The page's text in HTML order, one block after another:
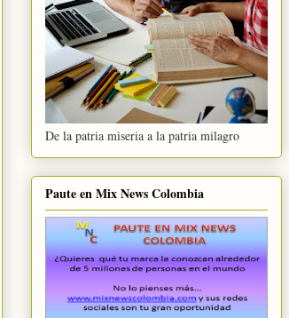
De la patria miseria a la patria milagro
Paute en Mix News Colombia